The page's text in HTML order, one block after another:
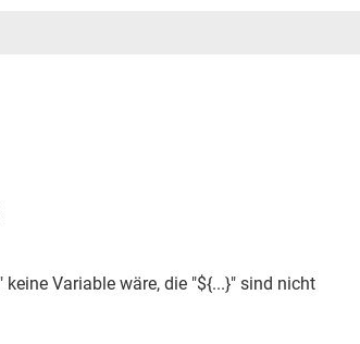
Variable wäre, die "${...}" sind nicht